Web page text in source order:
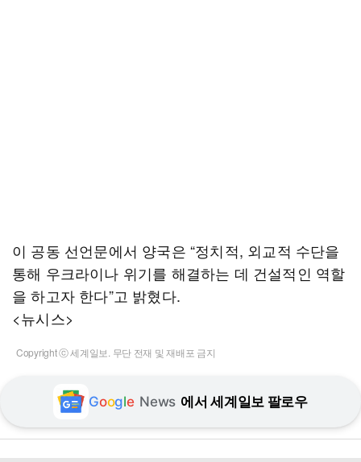
이 공동 선언문에서 양국은 “정치적, 외교적 수단을
통해 우크라이나 위기를 해결하는 데 건설적인 역할
을 하고자 한다”고 밝혔다.
<뉴시스>
Copyright ⓒ 세계일보. 무단 전재 및 재배포 금지
Google News 에서 세계일보 팔로우